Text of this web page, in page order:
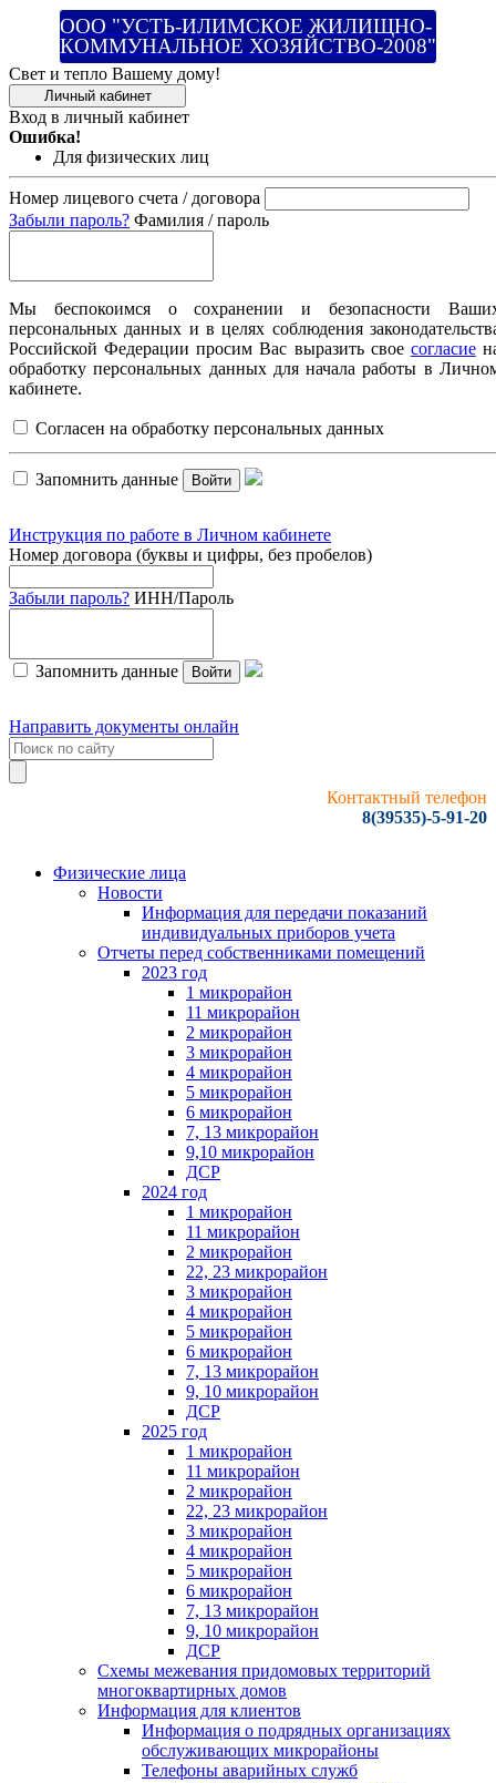
ООО "УСТЬ-ИЛИМСКОЕ ЖИЛИЩНО-
КОММУНАЛЬНОЕ ХОЗЯЙСТВО-2008"
Свет и тепло Вашему дому!
Личный кабинет
Вход в личный кабинет
Ошибка!
Для физических лиц
Номер лицевого счета / договора
Забыли пароль? Фамилия / пароль
Мы беспокоимся о сохранении и безопасности
персональных данных и в целях соблюдения
Российской Федерации просим Вас выразить свое согласие
обработку персональных данных для начала работы в
кабинете.
Согласен на обработку персональных данных
Запомнить данные Войти
Инструкция по работе в Личном кабинете
Номер договора (буквы и цифры, без пробелов)
Забыли пароль? ИНН/Пароль
Запомнить данные Войти
Направить документы онлайн
Контактный телефон
8(39535)-5-91-20
Физические лица
Новости
Информация для передачи показаний
индивидуальных приборов учета
Отчеты перед собственниками помещений
2023 год
1 микрорайон
11 микрорайон
2 микрорайон
3 микрорайон
4 микрорайон
5 микрорайон
6 микрорайон
7, 13 микрорайон
9,10 микрорайон
ДСР
2024 год
1 микрорайон
11 микрорайон
2 микрорайон
22, 23 микрорайон
3 микрорайон
4 микрорайон
5 микрорайон
6 микрорайон
7, 13 микрорайон
9, 10 микрорайон
ДСР
2025 год
1 микрорайон
11 микрорайон
2 микрорайон
22, 23 микрорайон
3 микрорайон
4 микрорайон
5 микрорайон
6 микрорайон
7, 13 микрорайон
9, 10 микрорайон
ДСР
Схемы межевания придомовых территорий
многоквартирных домов
Информация для клиентов
Информация о подрядных организациях
обслуживающих микрорайоны
Телефоны аварийных служб